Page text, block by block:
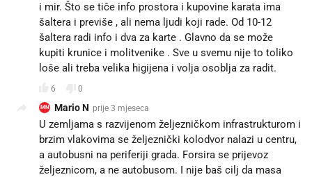
i mir. Što se tiče info prostora i kupovine karata ima
šaltera i previše , ali nema ljudi koji rade. Od 10-12
šaltera radi info i dva za karte . Glavno da se može
kupiti krunice i molitvenike . Sve u svemu nije to toliko
loše ali treba velika higijena i volja osoblja za radit.
6 0
MN Mario N prije 3 mjeseca
U zemljama s razvijenom željezničkom infrastrukturom i
brzim vlakovima se željeznički kolodvor nalazi u centru,
a autobusni na periferiji grada. Forsira se prijevoz
željeznicom, a ne autobusom. I nije baš cilj da masa